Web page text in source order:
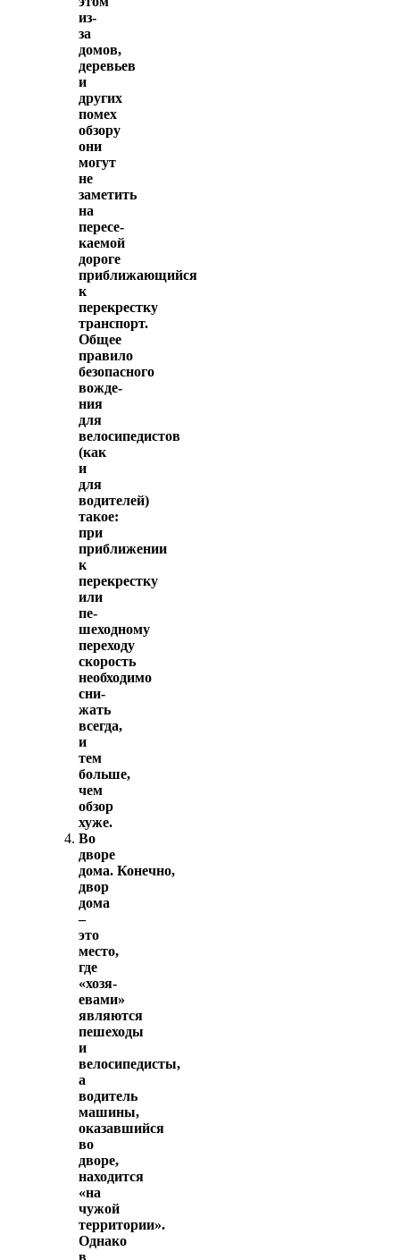
из-
за
домов,
деревьев
и
других
помех
обзору
они
могут
не
заметить
на
пересе­
каемой
дороге
приближающийся
к
перекрестку
транспорт.
Общее
правило
безопасного
вожде­
ния
для
велосипедистов
(как
и
для
водителей)
такое:
при
приближении
к
перекрестку
или
пе­
шеходному
переходу
скорость
необходимо
сни­
жать
всегда,
и
тем
больше,
чем
обзор
хуже.
Во
дворе
дома. Конечно,
двор
дома
–
это
место,
где
«хозя­
евами»
являются
пешеходы
и
велосипедисты,
а
водитель
машины,
оказавшийся
во
дворе,
находится
«на
чужой
территории».
Однако